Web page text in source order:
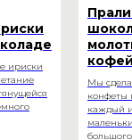
ириски
Мы
конфеты
каждый